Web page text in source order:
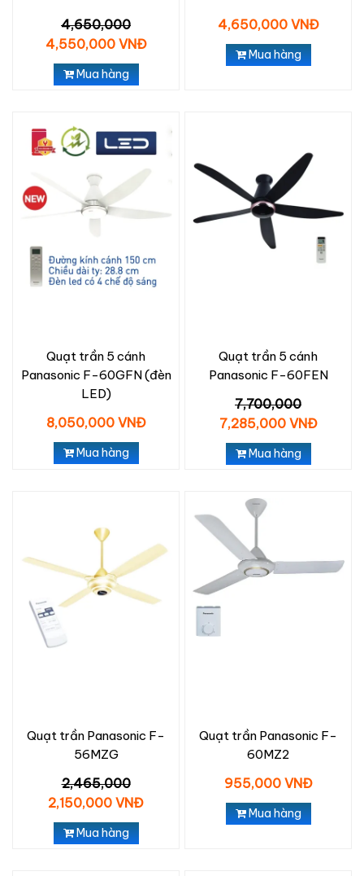
4,650,000
4,550,000 VNĐ
Mua hàng
4,650,000 VNĐ
Mua hàng
Quạt trần 5 cánh
Panasonic F-60GFN (đèn
LED)
8,050,000 VNĐ
Mua hàng
Quạt trần 5 cánh
Panasonic F-60FEN
7,700,000
7,285,000 VNĐ
Mua hàng
Quạt trần Panasonic F-
56MZG
2,465,000
2,150,000 VNĐ
Mua hàng
Quạt trần Panasonic F-
60MZ2
955,000 VNĐ
Mua hàng